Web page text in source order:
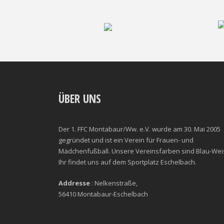
ÜBER UNS
Der 1. FFC Montabaur/Ww. e.V. wurde am 30. Mai 2005
gegründet und ist ein Verein für Frauen- und
Mädchenfußball. Unsere Vereinsfarben sind Blau-
Ihr findet uns auf dem Sportplatz Eschelbach.
Addresse : Nelkenstraße,
56410 Montabaur-Eschelbach